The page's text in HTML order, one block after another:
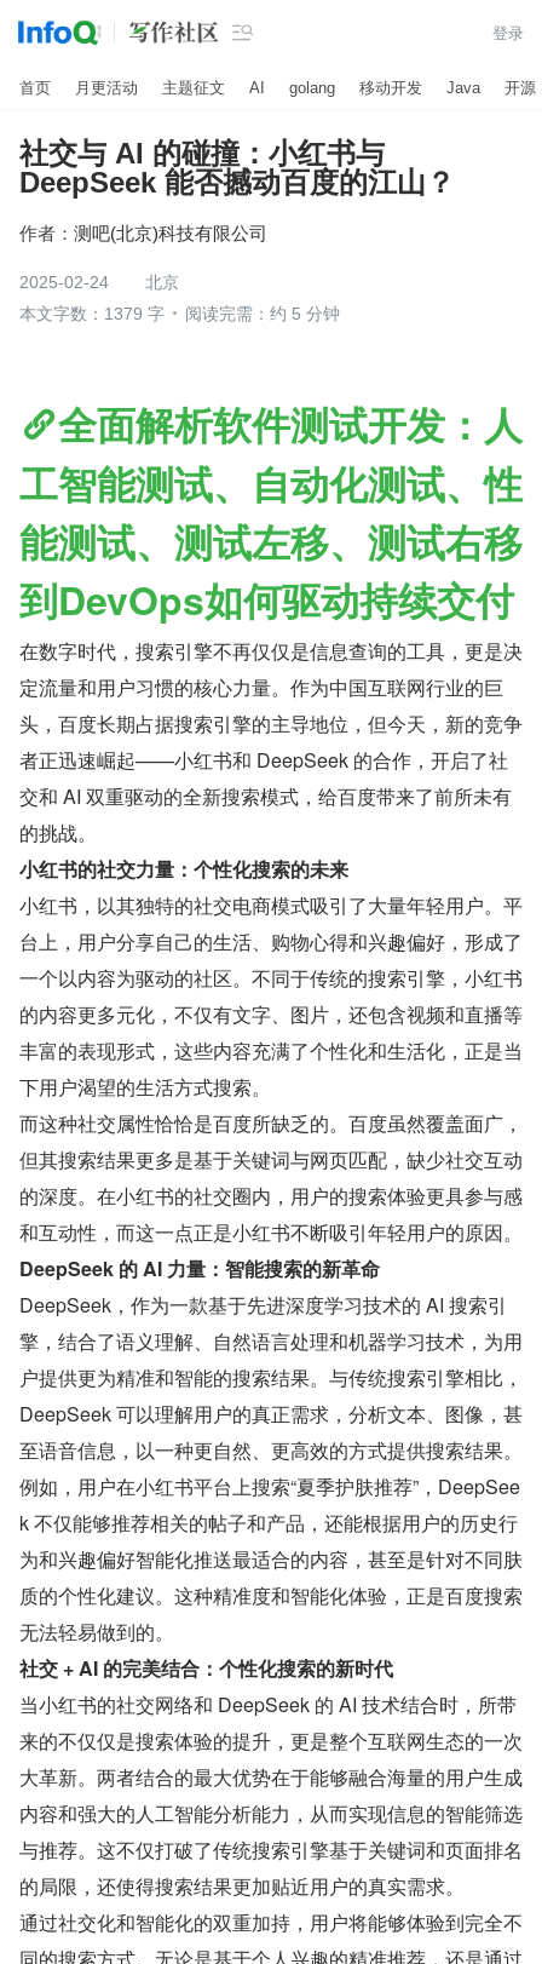
 登录
首页 月更活动 主题征文 AI golang 移动开发 Java 开源
社交与 AI 的碰撞：小红书与
DeepSeek 能否撼动百度的江山？
作者： 测吧(北京)科技有限公司
2025-02-24
北京
本文字数：1379 字
阅读完需：约 5 分钟
全面解析软件测试开发：人
工智能测试、自动化测试、性
能测试、测试左移、测试右移
到DevOps如何驱动持续交付
在数字时代，搜索引擎不再仅仅是信息查询的工具，更是决
定流量和用户习惯的核心力量。作为中国互联网行业的巨
头，百度长期占据搜索引擎的主导地位，但今天，新的竞争
者正迅速崛起——小红书和 DeepSeek 的合作，开启了社
交和 AI 双重驱动的全新搜索模式，给百度带来了前所未有
的挑战。
小红书的社交力量：个性化搜索的未来
小红书，以其独特的社交电商模式吸引了大量年轻用户。平
台上，用户分享自己的生活、购物心得和兴趣偏好，形成了
一个以内容为驱动的社区。不同于传统的搜索引擎，小红书
的内容更多元化，不仅有文字、图片，还包含视频和直播等
丰富的表现形式，这些内容充满了个性化和生活化，正是当
下用户渴望的生活方式搜索。
而这种社交属性恰恰是百度所缺乏的。百度虽然覆盖面广，
但其搜索结果更多是基于关键词与网页匹配，缺少社交互动
的深度。在小红书的社交圈内，用户的搜索体验更具参与感
和互动性，而这一点正是小红书不断吸引年轻用户的原因。
DeepSeek 的 AI 力量：智能搜索的新革命
DeepSeek，作为一款基于先进深度学习技术的 AI 搜索引
擎，结合了语义理解、自然语言处理和机器学习技术，为用
户提供更为精准和智能的搜索结果。与传统搜索引擎相比，
DeepSeek 可以理解用户的真正需求，分析文本、图像，甚
至语音信息，以一种更自然、更高效的方式提供搜索结果。
例如，用户在小红书平台上搜索“夏季护肤推荐”，DeepSee
k 不仅能够推荐相关的帖子和产品，还能根据用户的历史行
为和兴趣偏好智能化推送最适合的内容，甚至是针对不同肤
质的个性化建议。这种精准度和智能化体验，正是百度搜索
无法轻易做到的。
社交 + AI 的完美结合：个性化搜索的新时代
当小红书的社交网络和 DeepSeek 的 AI 技术结合时，所带
来的不仅仅是搜索体验的提升，更是整个互联网生态的一次
大革新。两者结合的最大优势在于能够融合海量的用户生成
内容和强大的人工智能分析能力，从而实现信息的智能筛选
与推荐。这不仅打破了传统搜索引擎基于关键词和页面排名
的局限，还使得搜索结果更加贴近用户的真实需求。
通过社交化和智能化的双重加持，用户将能够体验到完全不